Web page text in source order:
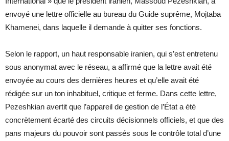
envoyé une lettre officielle au bureau du Guide suprême, Mojtaba
Khamenei, dans laquelle il demande à quitter ses fonctions.
Selon le rapport, un haut responsable iranien, qui s’est entretenu
sous anonymat avec le réseau, a affirmé que la lettre avait été
envoyée au cours des dernières heures et qu’elle avait été
rédigée sur un ton inhabituel, critique et ferme. Dans cette lettre,
Pezeshkian avertit que l’appareil de gestion de l’État a été
concrètement écarté des circuits décisionnels officiels, et que des
pans majeurs du pouvoir sont passés sous le contrôle total d’une